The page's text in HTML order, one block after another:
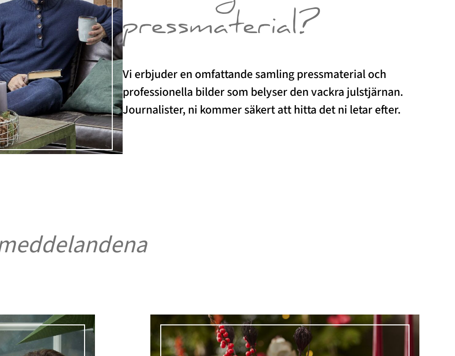
pressmaterial?
Vi erbjuder en omfattande samling pressmaterial och
professionella bilder som belyser den vackra julstjärnan.
Journalister, ni kommer säkert att hitta det ni letar efter.